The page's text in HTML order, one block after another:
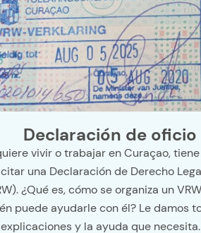
Declaración de oficio
vivir o trabajar en Curaçao,
una Declaración de Derecho
¿Qué es, cómo se organiza un
puede ayudarle con él? Le damos
y la ayuda que necesita.